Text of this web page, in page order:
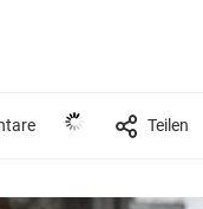
Teilen